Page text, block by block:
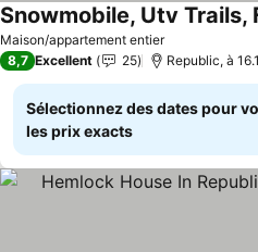
Maison/appartement entier
Consulter les prix
8,7 Excellent 25 Republic, à
Sélectionnez des dates pour
les prix exacts